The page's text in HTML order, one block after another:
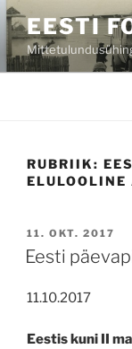
Skip
to
content
EESTI
RUBRIIK:
ELULOOLINE
POSTED
ON
11. OKT. 2017
Eesti
11.10.2017
Eestis kuni II